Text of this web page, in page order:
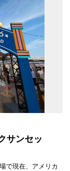
サンセッ
で現在、アメリカ